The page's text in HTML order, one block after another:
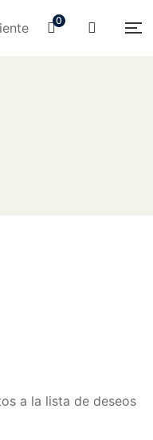
0
a la lista de deseos